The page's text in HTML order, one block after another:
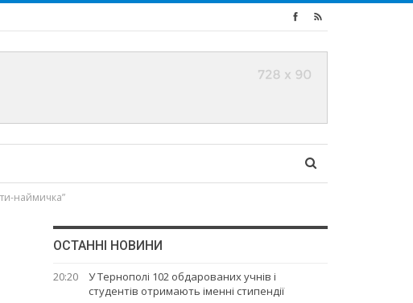
наймичка”
ОСТАННІ НОВИНИ
20:20
У Тернополі 102 обдарованих учнів і
студентів отримають іменні стипендії